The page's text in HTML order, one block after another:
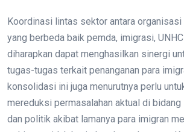
Koordinasi lintas sektor antara
yang berbeda baik pemda, imigrasi,
diharapkan dapat menghasilkan sinergi
tugas-tugas terkait penanganan para
konsolidasi ini juga menurutnya perlu
mereduksi permasalahan aktual di
dan politik akibat lamanya para imigran